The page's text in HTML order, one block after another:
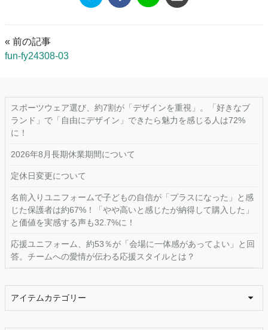
« 前の記事
fun-fy24308-03
スポーツウェア選び、約7割が「デザインを重視」。「好きなブ
ランド」で「自由にデザイン」できたら魅力を感じる人は72%
に！
2026年8月長期休業期間について
定休日変更について
名前入りユニフォームで子どもの自信が「プラスになった」と感
じた保護者は約67%！「やや高いと感じたが納得して購入した」
と価値を実感する声も32.7%に！
応援ユニフォーム、約53％が「会場に一体感があってよい」と回
答。チームへの愛情が伝わる応援スタイルとは？
アイテムカテゴリー